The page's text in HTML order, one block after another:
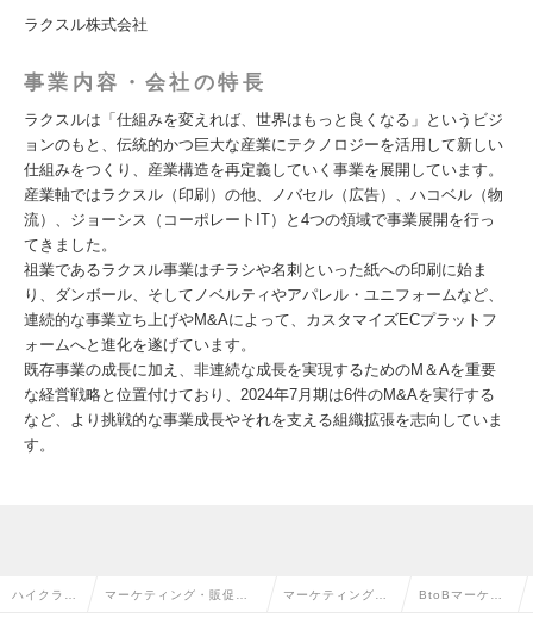
ラクスル株式会社
事業内容・会社の特長
ラクスルは「仕組みを変えれば、世界はもっと良くなる」というビジ
ョンのもと、伝統的かつ巨大な産業にテクノロジーを活用して新しい
仕組みをつくり、産業構造を再定義していく事業を展開しています。
産業軸ではラクスル（印刷）の他、ノバセル（広告）、ハコベル（物
流）、ジョーシス（コーポレートIT）と4つの領域で事業展開を行っ
てきました。
祖業であるラクスル事業はチラシや名刺といった紙への印刷に始ま
り、ダンボール、そしてノベルティやアパレル・ユニフォームなど、
連続的な事業立ち上げやM&Aによって、カスタマイズECプラットフ
ォームへと進化を遂げています。
既存事業の成長に加え、非連続な成長を実現するためのM＆Aを重要
な経営戦略と位置付けており、2024年7月期は6件のM&Aを実行する
など、より挑戦的な事業成長やそれを支える組織拡張を志向していま
す。
ハイクラス マーケティング・販促企 マーケティング・ BtoBマーケタ